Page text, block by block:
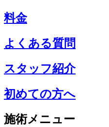
料金
よくある質問
スタッフ紹介
初めての方へ
施術メニュー